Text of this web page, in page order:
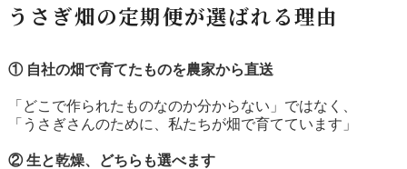
うさぎ畑の定期便が選ばれる理由
① 自社の畑で育てたものを農家から直送
「どこで作られたものなのか分からない」ではなく、
「うさぎさんのために、私たちが畑で育てています」
② 生と乾燥、どちらも選べます